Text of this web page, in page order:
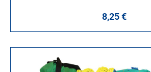
Regulärer
8,25 €